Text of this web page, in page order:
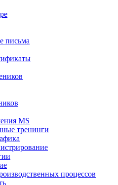
письма
MS
тренинги
процессов